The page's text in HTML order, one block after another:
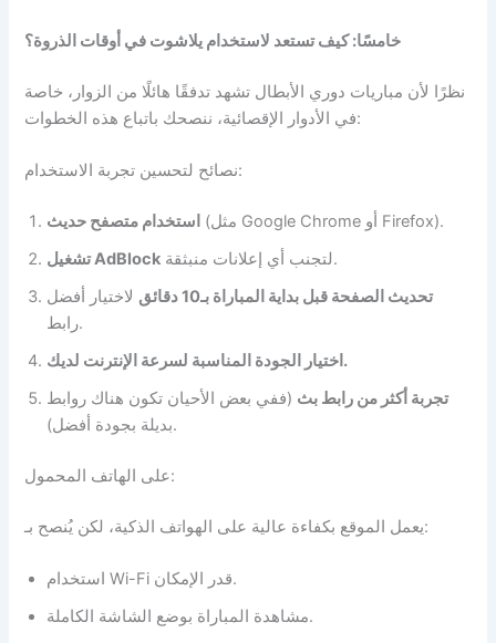
خامسًا: كيف تستعد لاستخدام يلاشوت في أوقات الذروة؟
نظرًا لأن مباريات دوري الأبطال تشهد تدفقًا هائلًا من الزوار، خاصة
في الأدوار الإقصائية، ننصحك باتباع هذه الخطوات:
نصائح لتحسين تجربة الاستخدام:
استخدام متصفح حديث
(مثل Google Chrome أو Firefox).
تشغيل AdBlock
لتجنب أي إعلانات منبثقة.
تحديث الصفحة قبل بداية المباراة بـ10 دقائق
لاختيار أفضل
رابط.
اختيار الجودة المناسبة لسرعة الإنترنت لديك.
تجربة أكثر من رابط بث (ففي بعض الأحيان تكون هناك روابط
بديلة بجودة أفضل).
على الهاتف المحمول:
يعمل الموقع بكفاءة عالية على الهواتف الذكية، لكن يُنصح بـ:
استخدام Wi-Fi قدر الإمكان.
مشاهدة المباراة بوضع الشاشة الكاملة.